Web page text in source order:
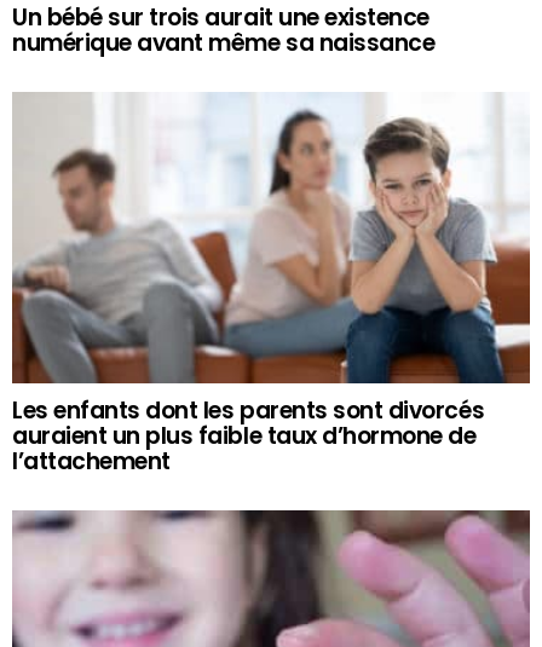
Un bébé sur trois aurait une existence
numérique avant même sa naissance
Les enfants dont les parents sont divorcés
auraient un plus faible taux d’hormone de
l’attachement